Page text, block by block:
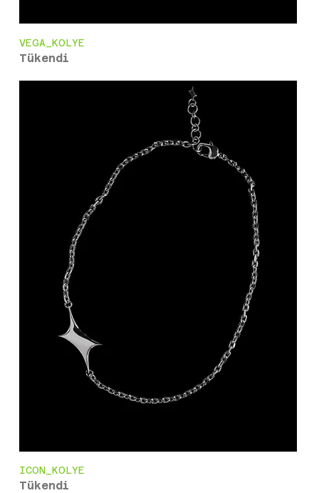
VEGA_KOLYE
Tükendi
ICON_KOLYE
Tükendi